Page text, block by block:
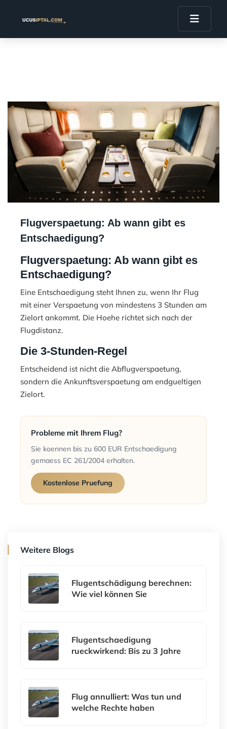
Flugverspaetung: Ab wann gibt es
Entschaedigung?
Flugverspaetung: Ab wann gibt es
Entschaedigung?
Eine Entschaedigung steht Ihnen zu, wenn Ihr Flug
mit einer Verspaetung von mindestens 3 Stunden am
Zielort ankommt. Die Hoehe richtet sich nach der
Flugdistanz.
Die 3-Stunden-Regel
Entscheidend ist nicht die Abflugverspaetung,
sondern die Ankunftsverspaetung am endgueltigen
Zielort.
Probleme mit Ihrem Flug?
Sie koennen bis zu 600 EUR Entschaedigung
gemaess EC 261/2004 erhalten.
Kostenlose Pruefung
Weitere Blogs
Flugentschädigung berechnen:
Wie viel können Sie
Flugentschaedigung
rueckwirkend: Bis zu 3 Jahre
Flug annulliert: Was tun und
welche Rechte haben